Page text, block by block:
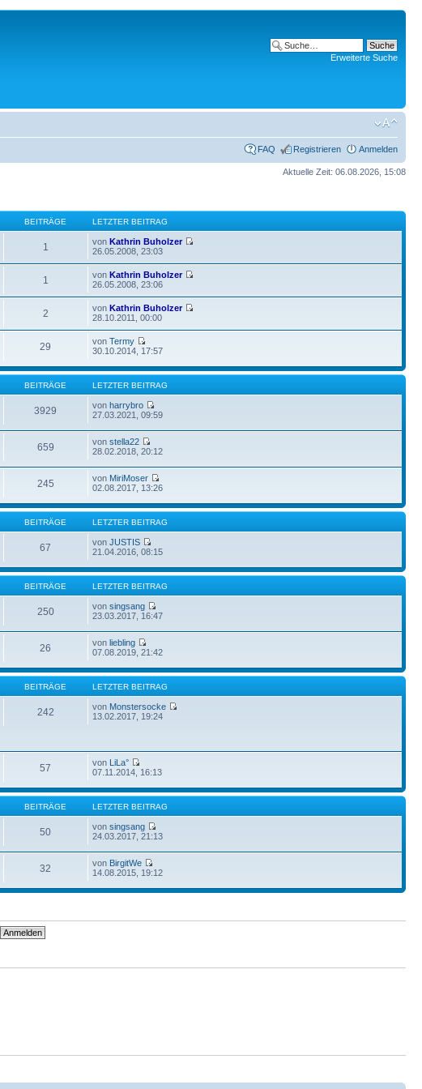
Erweiterte Suche
FAQ Registrieren Anmelden
Aktuelle Zeit: 06.08.2026, 15:08
BEITRÄGE LETZTER BEITRAG
1 vonKathrin Buholzer
26.05.2008, 23:03
1 vonKathrin Buholzer
26.05.2008, 23:06
2 vonKathrin Buholzer
28.10.2011, 00:00
29 vonTermy
30.10.2014, 17:57
BEITRÄGE LETZTER BEITRAG
3929 vonharrybro
27.03.2021, 09:59
659 vonstella22
28.02.2018, 20:12
245 von MiriMoser
02.08.2017, 13:26
BEITRÄGE LETZTER BEITRAG
67 vonJUSTIS
21.04.2016, 08:15
BEITRÄGE LETZTER BEITRAG
250 vonsingsang
23.03.2017, 16:47
26 vonliebling
07.08.2019, 21:42
BEITRÄGE LETZTER BEITRAG
242 von Monstersocke
13.02.2017, 19:24
57 von LiLa°
07.11.2014, 16:13
BEITRÄGE LETZTER BEITRAG
50 vonsingsang
24.03.2017, 21:13
32 von BirgitWe
14.08.2015, 19:12